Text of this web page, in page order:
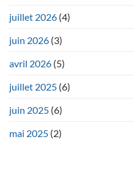
juillet 2026 (4)
juin 2026 (3)
avril 2026 (5)
juillet 2025 (6)
juin 2025 (6)
mai 2025 (2)